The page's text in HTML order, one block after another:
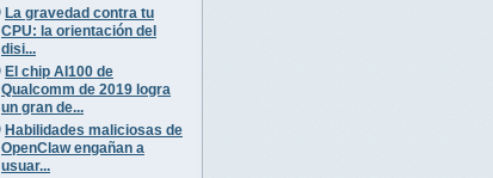
La gravedad contra tu
CPU: la orientación del
disi...
El chip AI100 de
Qualcomm de 2019 logra
un gran de...
Habilidades maliciosas de
OpenClaw engañan a
usuar...